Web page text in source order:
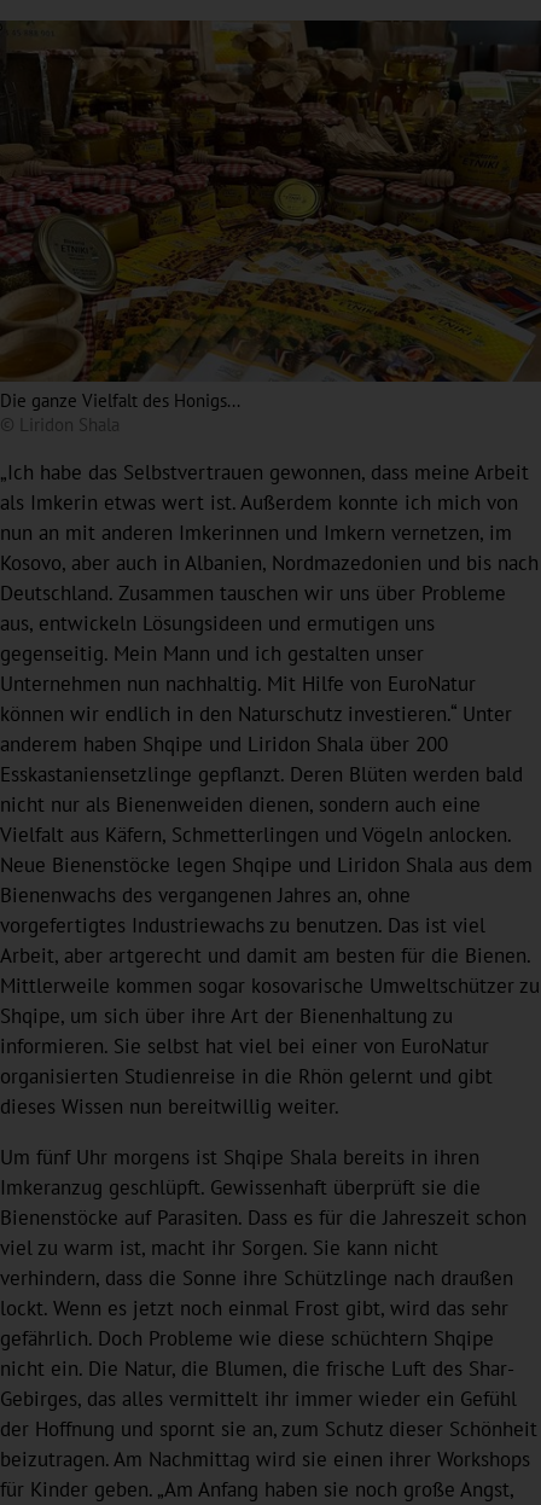
Die ganze Vielfalt des Honigs...
© Liridon Shala
„Ich habe das Selbstvertrauen gewonnen, dass meine Arbeit
als Imkerin etwas wert ist. Außerdem konnte ich mich von
nun an mit anderen Imkerinnen und Imkern vernetzen, im
Kosovo, aber auch in Albanien, Nordmazedonien und bis nach
Deutschland. Zusammen tauschen wir uns über Probleme
aus, entwickeln Lösungsideen und ermutigen uns
gegenseitig. Mein Mann und ich gestalten unser
Unternehmen nun nachhaltig. Mit Hilfe von EuroNatur
können wir endlich in den Naturschutz investieren.“ Unter
anderem haben Shqipe und Liridon Shala über 200
Esskastaniensetzlinge gepflanzt. Deren Blüten werden bald
nicht nur als Bienenweiden dienen, sondern auch eine
Vielfalt aus Käfern, Schmetterlingen und Vögeln anlocken.
Neue Bienenstöcke legen Shqipe und Liridon Shala aus dem
Bienenwachs des vergangenen Jahres an, ohne
vorgefertigtes Industriewachs zu benutzen. Das ist viel
Arbeit, aber artgerecht und damit am besten für die Bienen.
Mittlerweile kommen sogar kosovarische Umweltschützer zu
Shqipe, um sich über ihre Art der Bienenhaltung zu
informieren. Sie selbst hat viel bei einer von EuroNatur
organisierten Studienreise in die Rhön gelernt und gibt
dieses Wissen nun bereitwillig weiter.
Um fünf Uhr morgens ist Shqipe Shala bereits in ihren
Imkeranzug geschlüpft. Gewissenhaft überprüft sie die
Bienenstöcke auf Parasiten. Dass es für die Jahreszeit schon
viel zu warm ist, macht ihr Sorgen. Sie kann nicht
verhindern, dass die Sonne ihre Schützlinge nach draußen
lockt. Wenn es jetzt noch einmal Frost gibt, wird das sehr
gefährlich. Doch Probleme wie diese schüchtern Shqipe
nicht ein. Die Natur, die Blumen, die frische Luft des Shar-
Gebirges, das alles vermittelt ihr immer wieder ein Gefühl
der Hoffnung und spornt sie an, zum Schutz dieser Schönheit
beizutragen. Am Nachmittag wird sie einen ihrer Workshops
für Kinder geben. „Am Anfang haben sie noch große Angst,